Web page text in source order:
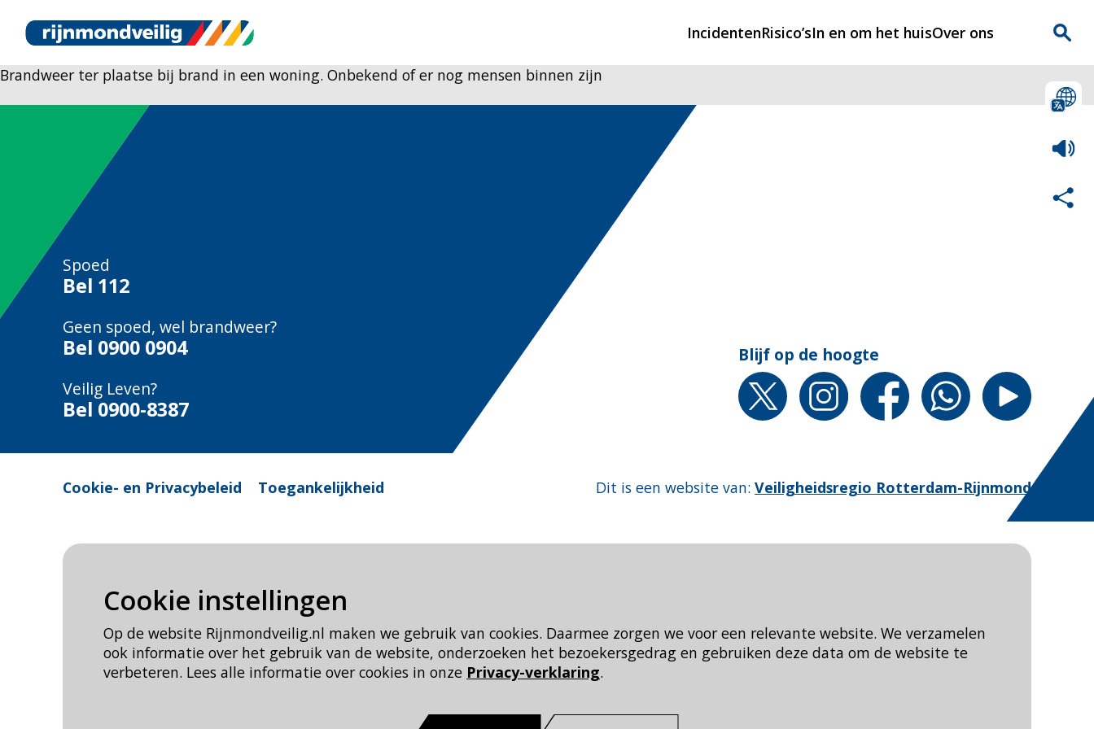
Cookie instellingen
Op de website Rijnmondveilig.nl maken we gebruik van cookies. Daarmee zorgen we voor een relevante website. We verzamelen
ook informatie over het gebruik van de website, onderzoeken het bezoekersgedrag en gebruiken deze data om de website te
verbeteren. Lees alle informatie over cookies in onze Privacy-verklaring.
Incidenten
Hulpdiensten nodig?
CIN-meldingen
Risico’sIn en om het huisOver ons
Brandweer ter plaatse bij brand in een woning. Onbekend of er nog mensen binnen zijn
Spoed
Bel 112
Geen spoed, wel brandweer?
Bel 0900 0904
Veilig Leven?
Bel 0900-8387
Blijf op de hoogte
Cookie- en Privacybeleid Toegankelijkheid Dit is een website van: Veiligheidsregio Rotterdam-Rijnmond